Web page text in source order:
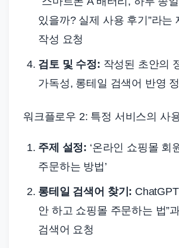
있을까? 실제 사용 후기”라는
작성 요청
검토 및 수정: 작성된 초안의
가독성, 롱테일 검색어 반영
워크플로우 2: 특정 서비스의 사
주제 설정: ‘온라인 쇼핑몰 회
주문하는 방법’
롱테일 검색어 찾기:
안 하고 쇼핑몰 주문하는 법”
검색어 요청